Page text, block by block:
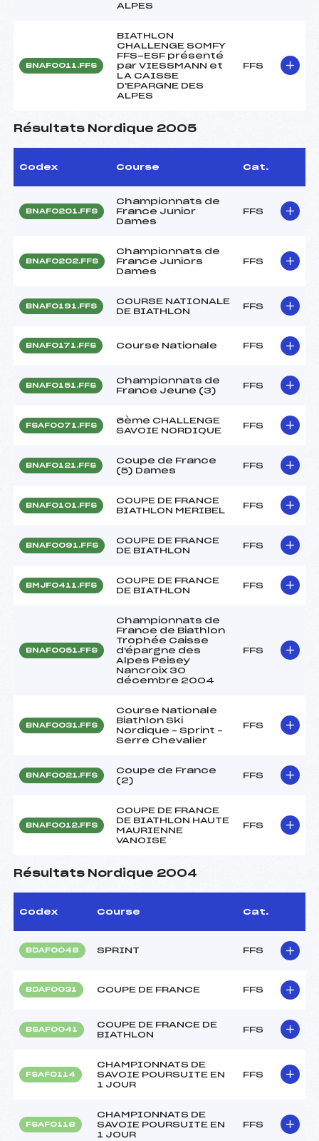
ALPES
BNAF0011.FFS
BIATHLON
CHALLENGE SOMFY
FFS-ESF présenté
par VIESSMANN et
LA CAISSE
D'EPARGNE DES
ALPES
FFS
Résultats Nordique 2005
Codex Course Cat.
BNAF0201.FFS
Championnats de
France Junior
Dames
FFS
BNAF0202.FFS
Championnats de
France Juniors
Dames
FFS
BNAF0191.FFS
COURSE NATIONALE
DE BIATHLON
FFS
BNAF0171.FFS Course Nationale FFS
BNAF0151.FFS
Championnats de
France Jeune (3)
FFS
FSAF0071.FFS
6ème CHALLENGE
SAVOIE NORDIQUE
FFS
BNAF0121.FFS
Coupe de France
(5) Dames
FFS
BNAF0101.FFS
COUPE DE FRANCE
BIATHLON MERIBEL
FFS
BNAF0091.FFS
COUPE DE FRANCE
DE BIATHLON
FFS
BMJF0411.FFS
COUPE DE FRANCE
DE BIATHLON
FFS
BNAF0051.FFS
Championnats de
France de Biathlon
Trophée Caisse
d'épargne des
Alpes Peisey
Nancroix 30
décembre 2004
FFS
BNAF0031.FFS
Course Nationale
Biathlon Ski
Nordique – Sprint –
Serre Chevalier
FFS
BNAF0021.FFS
Coupe de France
(2)
FFS
BNAF0012.FFS
COUPE DE FRANCE
DE BIATHLON HAUTE
MAURIENNE
VANOISE
FFS
Résultats Nordique 2004
Codex Course Cat.
BDAF0048 SPRINT FFS
BDAF0031 COUPE DE FRANCE FFS
BSAF0041
COUPE DE FRANCE DE
BIATHLON
FFS
FSAF0114
CHAMPIONNATS DE
SAVOIE POURSUITE EN
1 JOUR
FFS
FSAF0118
CHAMPIONNATS DE
SAVOIE POURSUITE EN
1 JOUR
FFS